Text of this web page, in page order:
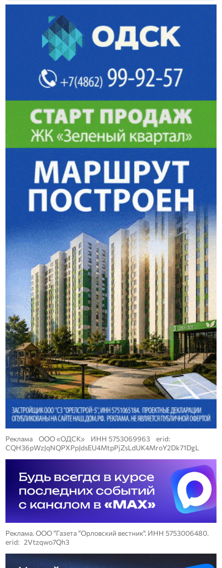
Реклама ООО «ОДСК» ИНН 5753069963 erid:
CQH36pWzJqNQPXPpJdsEU4MtpPjZsLdUK4MroY2Dk71DgL
Реклама. ООО "Газета "Орловский вестник". ИНН 5753006480.
erid: 2Vtzqwo7Qh3